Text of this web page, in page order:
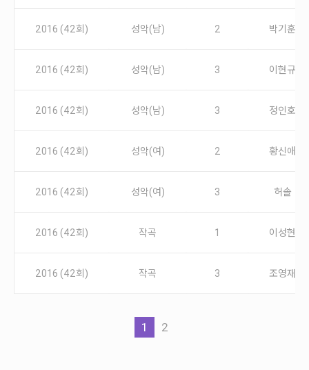
사무국위치
2016 (42회) 성악(남) 2 박기훈
2016 (42회) 성악(남) 3 이현규
2016 (42회) 성악(남) 3 정인호
2016 (42회) 성악(여) 2 황신애
2016 (42회) 성악(여) 3 허솔
2016 (42회) 작곡 1 이성현
2016 (42회) 작곡 3 조영재
1 2